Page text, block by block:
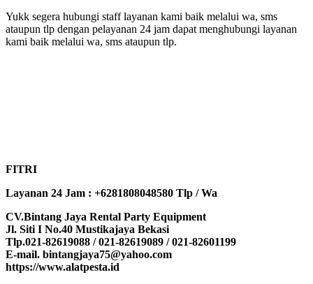
Yukk segera hubungi staff layanan kami baik melalui wa, sms
ataupun tlp dengan pelayanan 24 jam dapat menghubungi layanan
kami baik melalui wa, sms ataupun tlp.
FITRI
Layanan 24 Jam : +6281808048580 Tlp / Wa
CV.Bintang Jaya Rental Party Equipment
Jl. Siti I No.40 Mustikajaya Bekasi
Tlp.021-82619088 / 021-82619089 / 021-82601199
E-mail. bintangjaya75@yahoo.com
https://www.alatpesta.id